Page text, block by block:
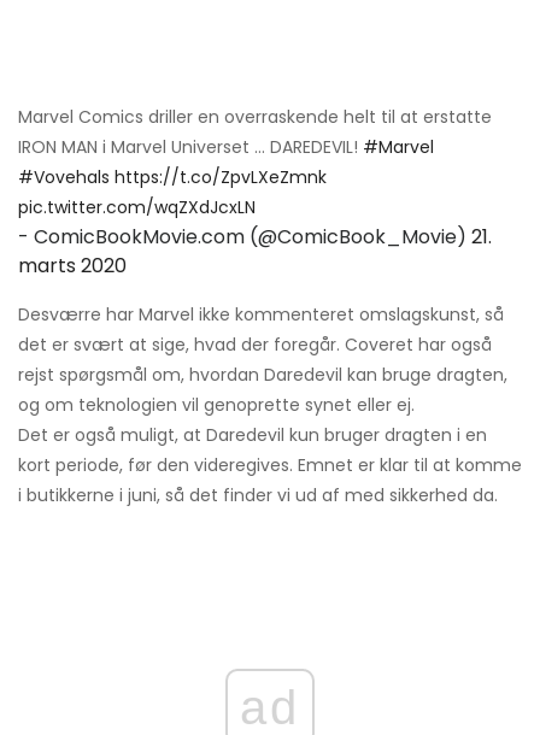
Marvel Comics driller en overraskende helt til at erstatte
IRON MAN i Marvel Universet ... DAREDEVIL! #Marvel
#Vovehals https://t.co/ZpvLXeZmnk
pic.twitter.com/wqZXdJcxLN
- ComicBookMovie.com (@ComicBook_Movie) 21.
marts 2020
Desværre har Marvel ikke kommenteret omslagskunst, så
det er svært at sige, hvad der foregår. Coveret har også
rejst spørgsmål om, hvordan Daredevil kan bruge dragten,
og om teknologien vil genoprette synet eller ej.
Det er også muligt, at Daredevil kun bruger dragten i en
kort periode, før den videregives. Emnet er klar til at komme
i butikkerne i juni, så det finder vi ud af med sikkerhed da.
ad